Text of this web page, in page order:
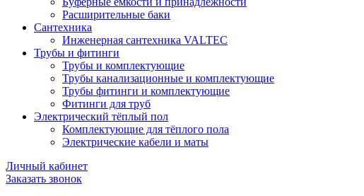
Расширительные баки
Сантехника
Инженерная сантехника VALTEC
Трубы и фитинги
Трубы и комплектующие
Трубы канализационные и комплектующие
Трубы фитинги и комплектующие
Фитинги для труб
Электрический тёплый пол
Комплектующие для тёплого пола
Электрические кабели и маты
Личный кабинет
Заказать звонок